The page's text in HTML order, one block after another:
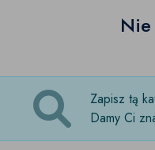
Zapisz tą
Damy Ci